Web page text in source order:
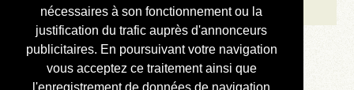
nécessaires à son fonctionnement ou la
justification du trafic auprès d'annonceurs
publicitaires. En poursuivant votre navigation
vous acceptez ce traitement ainsi que
l'enregistrement de données de navigation
Réalisations
Divers (et d’été)
Annonces